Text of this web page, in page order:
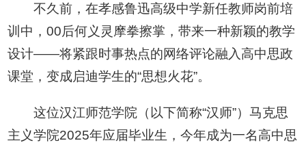
不久前，在孝感鲁迅高级中学新任教师岗前培
训中，00后何义灵摩拳擦掌，带来一种新颖的教学
设计——将紧跟时事热点的网络评论融入高中思政
课堂，变成启迪学生的“思想火花”。
这位汉江师范学院（以下简称“汉师”）马克思
主义学院2025年应届毕业生，今年成为一名高中思